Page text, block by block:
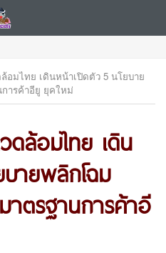
อมไทย เดินหน้าเปิดตัว 5 นโยบาย
ารค้าอียู ยุคใหม่
ดล้อมไทย เดิน
ายพลิกโฉม
าตรฐานการค้าอี